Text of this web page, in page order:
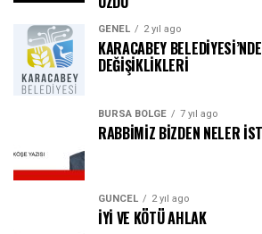
GENEL 2 yıl ago
KARACABEY
DEĞİŞİKLİKLERİ
BURSA BÖLGE 7 yıl ago
RABBİMİZ BİZDEN NELER
GÜNCEL 2 yıl ago
İYİ VE KÖTÜ AHLAK